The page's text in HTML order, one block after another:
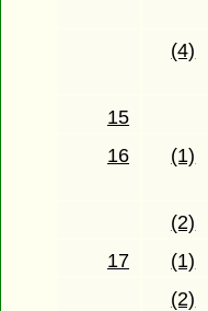
(4)
15
16
(1)
(2)
17
(1)
(2)